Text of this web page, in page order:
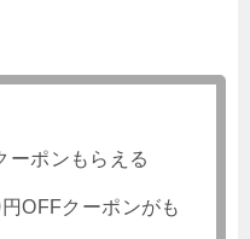
ーポンもらえる
OFFクーポンがも